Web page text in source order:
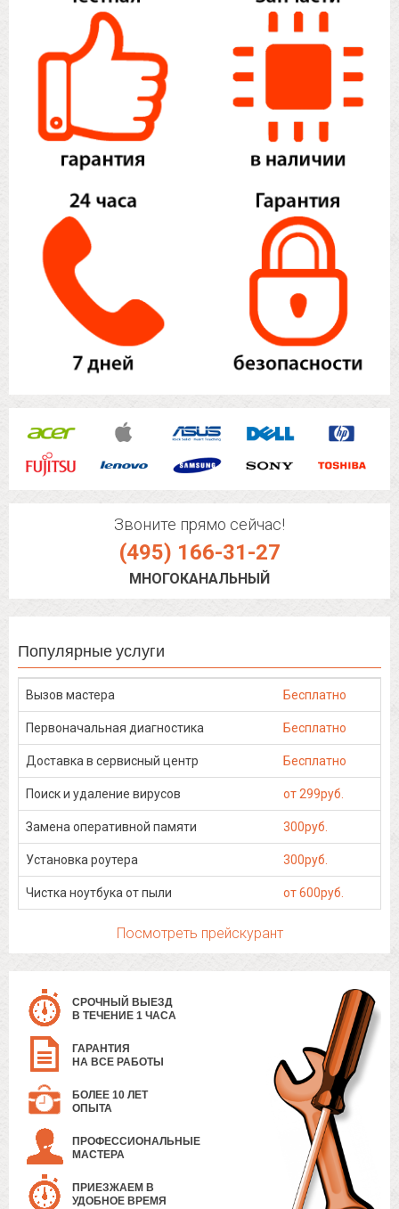
Звоните прямо сейчас!
(495) 166-31-27
МНОГОКАНАЛЬНЫЙ
Популярные услуги
Вызов мастера Бесплатно
Первоначальная диагностика Бесплатно
Доставка в сервисный центр Бесплатно
Поиск и удаление вирусов от 299руб.
Замена оперативной памяти 300руб.
Установка роутера 300руб.
Чистка ноутбука от пыли от 600руб.
Посмотреть прейскурант
СРОЧНЫЙ ВЫЕЗД
В ТЕЧЕНИЕ 1 ЧАСА
ГАРАНТИЯ
НА ВСЕ РАБОТЫ
БОЛЕЕ 10 ЛЕТ
ОПЫТА
ПРОФЕССИОНАЛЬНЫЕ
МАСТЕРА
ПРИЕЗЖАЕМ В
УДОБНОЕ ВРЕМЯ